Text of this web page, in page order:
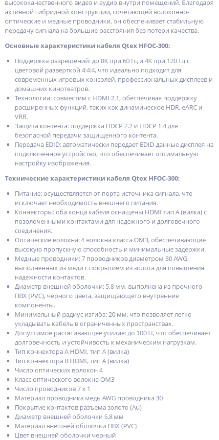
высококачественного видео и аудио внутри помещений. Благодаря
активной гибридной конструкции, сочетающей волоконно-
оптические и медные проводники, он обеспечивает стабильную
передачу сигнала на большие расстояния без потери качества.
Основные характеристики кабеля Qtex HFOC-300:
Поддержка разрешений: до 8K при 60 Гц и 4K при 120 Гц с
цветовой разверткой 4:4:4, что идеально подходит для
современных игровых консолей, профессиональных дисплеев и
домашних кинотеатров.
Технологии: совместим с HDMI 2.1, обеспечивая поддержку
расширенных функций, таких как динамическое HDR, eARC и
VRR.
Защита контента: поддержка HDCP 2.2 и HDCP 1.4 для
безопасной передачи защищенного контента.
Передача EDID: автоматически передает EDID-данные дисплея на
подключенное устройство, что обеспечивает оптимальную
настройку изображения.
Технические характеристики кабеля Qtex HFOC-300:
Питание: осуществляется от порта источника сигнала, что
исключает необходимость внешнего питания.
Коннекторы: оба конца кабеля оснащены HDMI тип A (вилка) с
позолоченными контактами для надежного и долговечного
соединения.
Оптические волокна: 4 волокна класса OM3, обеспечивающие
высокую пропускную способность и минимальные задержки.
Медные проводники: 7 проводников диаметром 30 AWG,
выполненных из меди с покрытием из золота для повышения
надежности контактов.
Диаметр внешней оболочки: 5,8 мм, выполнена из прочного
ПВХ (PVC), черного цвета, защищающего внутренние
компоненты.
Минимальный радиус изгиба: 20 мм, что позволяет легко
укладывать кабель в ограниченных пространствах.
Допустимое растягивающее усилие: до 100 Н, что обеспечивает
долговечность и устойчивость к механическим нагрузкам.
Тип коннектора A HDMI, тип A (вилка)
Тип коннектора B HDMI, тип A (вилка)
Число оптических волокон 4
Класс оптического волокна OM3
Число проводников 7 x 1
Материал проводника медь AWG проводника 30
Покрытие контактов разъема золото (Au)
Диаметр внешней оболочки 5,8 мм
Материал внешней оболочки ПВХ (PVC)
Цвет внешней оболочки черный